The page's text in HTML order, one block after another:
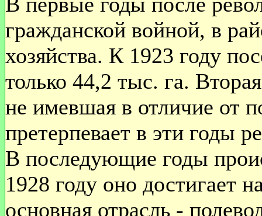
гражданской войной, в
хозяйства. К 1923 году
только 44,2 тыс. га.
не имевшая в отличие от
претерпевает в эти годы
В последующие годы
1928 году оно достигает
основная отрасль -